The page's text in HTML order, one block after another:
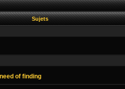
Sujets
of finding